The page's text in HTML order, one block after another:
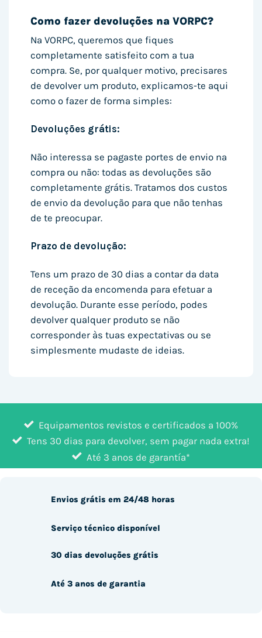
Como fazer devoluções na VORPC?
Na VORPC, queremos que fiques
completamente satisfeito com a tua
compra. Se, por qualquer motivo, precisares
de devolver um produto, explicamos-te aqui
como o fazer de forma simples:
Devoluções grátis:
Não interessa se pagaste portes de envio na
compra ou não: todas as devoluções são
completamente grátis. Tratamos dos custos
de envio da devolução para que não tenhas
de te preocupar.
Prazo de devolução:
Tens um prazo de 30 dias a contar da data
de receção da encomenda para efetuar a
devolução. Durante esse período, podes
devolver qualquer produto se não
corresponder às tuas expectativas ou se
simplesmente mudaste de ideias.
Equipamentos revistos e certificados a 100%
Tens 30 dias para devolver, sem pagar nada extra!
Até 3 anos de garantía*
Envios grátis em 24/48 horas
Serviço técnico disponível
30 dias devoluções grátis
Até 3 anos de garantia